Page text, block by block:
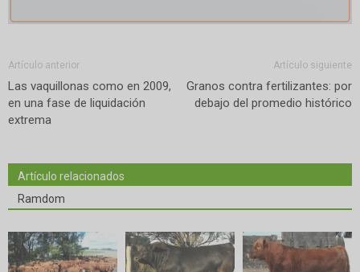
Artículo anterior
Las vaquillonas como en 2009,
en una fase de liquidación
extrema
Artículo siguiente
Granos contra fertilizantes: por
debajo del promedio histórico
Artículo relacionados
Ramdom